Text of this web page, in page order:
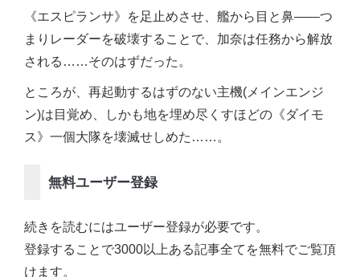
《エスピランサ》を足止めさせ、艦から目と鼻――つ
まりレーダーを破壊することで、加奈は任務から解放
される……そのはずだった。
ところが、再起動するはずのない主機(メインエンジ
ン)は目覚め、しかも地を埋め尽くすほどの《ダイモ
ス》一個大隊を壊滅せしめた……。
無料ユーザー登録
続きを読むにはユーザー登録が必要です。
登録することで3000以上ある記事全てを無料でご覧頂
けます。